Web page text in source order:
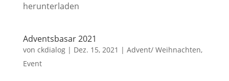
herunterladen
Adventsbasar 2021
von ckdialog| Dez. 15, 2021 | Advent/ Weihnachten,
Event